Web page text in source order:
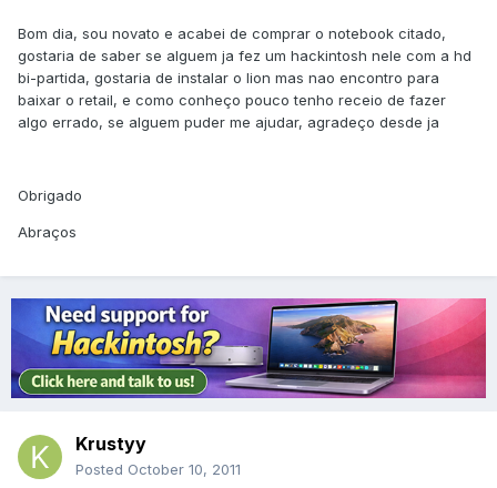
Bom dia, sou novato e acabei de comprar o notebook citado,
gostaria de saber se alguem ja fez um hackintosh nele com a hd
bi-partida, gostaria de instalar o lion mas nao encontro para
baixar o retail, e como conheço pouco tenho receio de fazer
algo errado, se alguem puder me ajudar, agradeço desde ja
Obrigado
Abraços
Krustyy
Posted October 10, 2011